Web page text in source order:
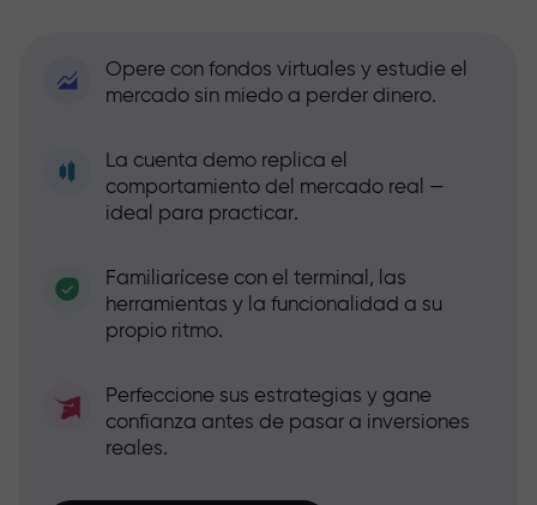
Opere con fondos virtuales y estudie el
mercado sin miedo a perder dinero.
La cuenta demo replica el
comportamiento del mercado real —
ideal para practicar.
Familiarícese con el terminal, las
herramientas y la funcionalidad a su
propio ritmo.
Perfeccione sus estrategias y gane
confianza antes de pasar a inversiones
reales.